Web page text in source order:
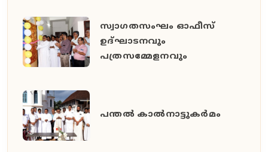
സ്വാഗതസംഘം ഓഫീസ്
ഉദ്ഘാടനവും
പത്രസമ്മേളനവും
പന്തൽ കാൽനാട്ടുകർമം